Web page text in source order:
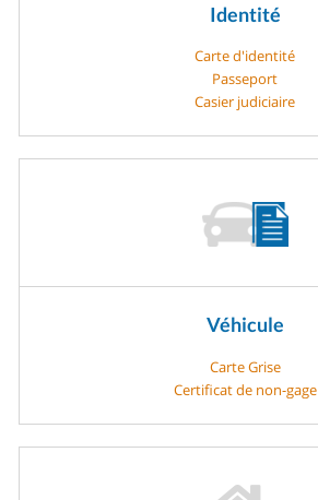
Identité
Carte d'identité
Passeport
Casier judiciaire
Véhicule
Carte Grise
Certificat de non-gage